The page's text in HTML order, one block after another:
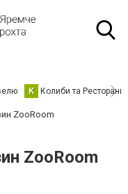
К Колиби та Ресторани
ZooRoom
ZooRoom